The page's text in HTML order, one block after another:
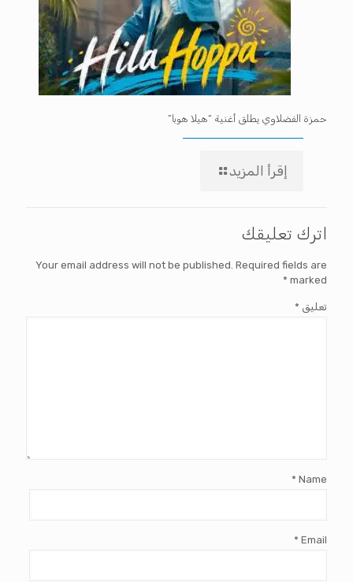
حمزة الفضلاوي يطلق أغنية “هيلا هوبا”
إقرأ المزيد
اترك تعليقك
Your email address will not be published. Required fields are
marked
*
تعليق *
Name
*
Email
*